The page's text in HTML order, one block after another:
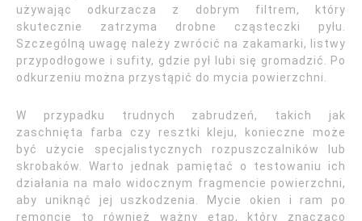
używając odkurzacza z dobrym filtrem, który
skutecznie zatrzyma drobne cząsteczki pyłu.
Szczególną uwagę należy zwrócić na zakamarki, listwy
przypodłogowe i sufity, gdzie pył lubi się gromadzić. Po
odkurzeniu można przystąpić do mycia powierzchni.
W przypadku trudnych zabrudzeń, takich jak
zaschnięta farba czy resztki kleju, konieczne może
być użycie specjalistycznych rozpuszczalników lub
skrobaków. Warto jednak pamiętać o testowaniu ich
działania na mało widocznym fragmencie powierzchni,
aby uniknąć jej uszkodzenia. Mycie okien i ram po
remoncie to również ważny etap, który znacząco